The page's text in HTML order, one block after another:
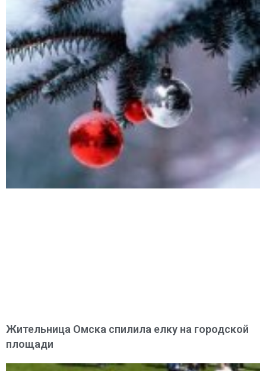
Жительница Омска спилила елку на городской
площади